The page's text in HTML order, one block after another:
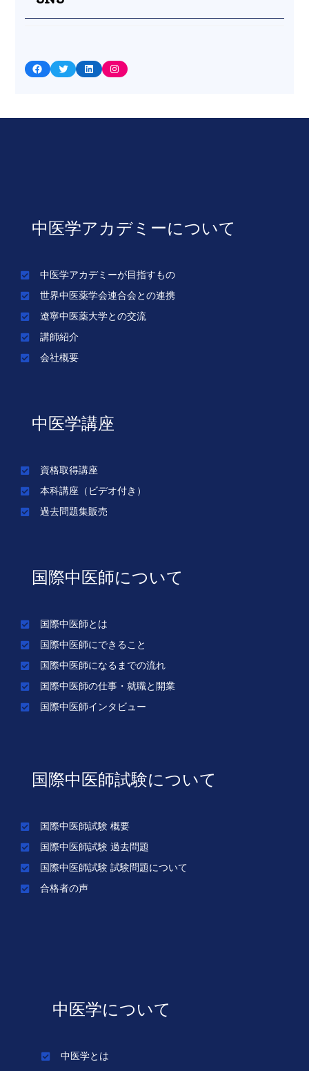
Facebook Twitter LinkedIn Instagram
中医学アカデミーについて
中医学アカデミーが目指すもの
世界中医薬学会連合会との連携
遼寧中医薬大学との交流
講師紹介
会社概要
中医学講座
資格取得講座
本科講座（ビデオ付き）
過去問題集販売
国際中医師について
国際中医師とは
国際中医師にできること
国際中医師になるまでの流れ
国際中医師の仕事・就職と開業
国際中医師インタビュー
国際中医師試験について
国際中医師試験 概要
国際中医師試験 過去問題
国際中医師試験 試験問題について
合格者の声
中医学について
中医学とは